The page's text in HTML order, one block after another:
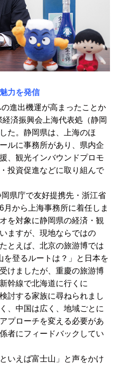
力を発信
進出機運が高まったことか
済振興会上海代表処（静岡
た。静岡県は、上海のほ
ルに事務所があり、県内企
、観光インバウンドプロモ
投資促進などに取り組んで
県庁で友好提携先・浙江省
から上海事務所に着任しま
を対象に静岡県の経済・観
ますが、現地ならではの
とえば、北京の旅游博では
を登るルートは？」と日本を
けましたが、重慶の旅游博
幹線で北海道に行くに
討する家族に尋ねられまし
、中国は広く、地域ごとに
プローチを変える必要があ
者にフィードバックしてい
いえば富士山」と声をかけ